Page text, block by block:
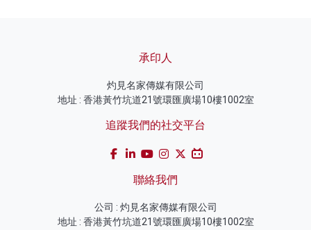
承印人
灼見名家傳媒有限公司
地址 : 香港黃竹坑道21號環匯廣場10樓1002室
追蹤我們的社交平台
聯絡我們
公司 : 灼見名家傳媒有限公司
地址 : 香港黃竹坑道21號環匯廣場10樓1002室